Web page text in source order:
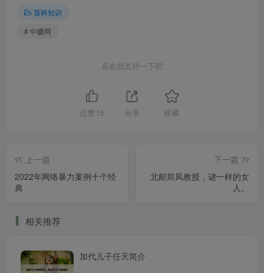
百科知识
# 中赚网
喜欢就支持一下吧
点赞 15 分享 收藏
上一篇
2022年网络暴力案例十个经
典
下一篇
北邮郑凤教授，谜一样的女
人。
相关推荐
加代儿子任天简介